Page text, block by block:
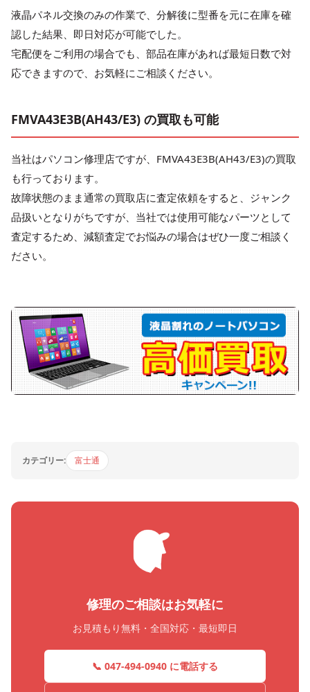
液晶パネル交換のみの作業で、分解後に型番を元に在庫を確
認した結果、即日対応が可能でした。
宅配便をご利用の場合でも、部品在庫があれば最短日数で対
応できますので、お気軽にご相談ください。
FMVA43E3B(AH43/E3) の買取も可能
当社はパソコン修理店ですが、FMVA43E3B(AH43/E3)の買取
も行っております。
故障状態のまま通常の買取店に査定依頼をすると、ジャンク
品扱いとなりがちですが、当社では使用可能なパーツとして
査定するため、減額査定でお悩みの場合はぜひ一度ご相談く
ださい。
カテゴリー: 富士通
修理のご相談はお気軽に
お見積もり無料・全国対応・最短即日
📞 047-494-0940 に電話する